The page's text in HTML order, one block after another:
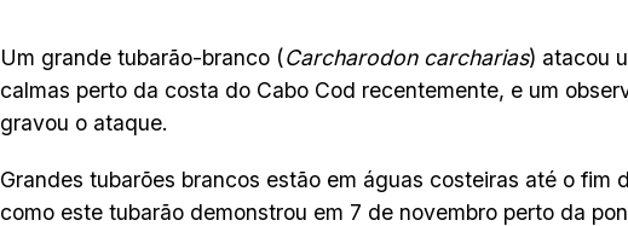
Um grande tubarão-branco (Carcharodon carcharias) atacou
calmas perto da costa do Cabo Cod recentemente, e um
gravou o ataque.
Grandes tubarões brancos estão em águas costeiras até o fim
como este tubarão demonstrou em 7 de novembro perto da